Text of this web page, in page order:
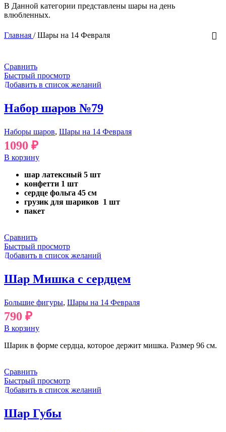
В Данной категории представлены шары на день
влюбленных.
Главная / Шары на 14 Февраля
Сравнить
Быстрый просмотр
Добавить в список желаний
Набор шаров №79
Наборы шаров, Шары на 14 Февраля
1090 ₽
В корзину
шар латексный 5 шт
конфетти 1 шт
сердце фольга 45 см
грузик для шариков 1 шт
пакет
Сравнить
Быстрый просмотр
Добавить в список желаний
Шар Мишка с сердцем
Большие фигуры, Шары на 14 Февраля
790 ₽
В корзину
Шарик в форме сердца, которое держит мишка. Размер 96 см.
Сравнить
Быстрый просмотр
Добавить в список желаний
Шар Губы